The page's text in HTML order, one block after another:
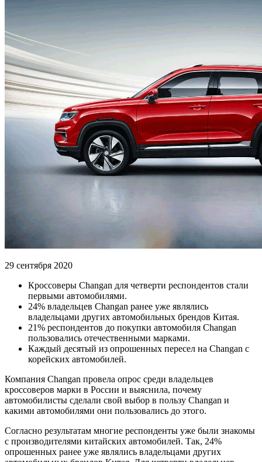
29 сентября 2020
Кроссоверы Changan для четверти респондентов стали
первыми автомобилями.
24% владельцев Changan ранее уже являлись
владельцами других автомобильных брендов Китая.
21% респондентов до покупки автомобиля Changan
пользовались отечественными марками.
Каждый десятый из опрошенных пересел на Changan с
корейских автомобилей.
Компания Changan провела опрос среди владельцев
кроссоверов марки в России и выяснила, почему
автомобилисты сделали свой выбор в пользу Changan и
какими автомобилями они пользовались до этого.
Согласно результатам многие респонденты уже были знакомы
с производителями китайских автомобилей. Так, 24%
опрошенных ранее уже являлись владельцами других